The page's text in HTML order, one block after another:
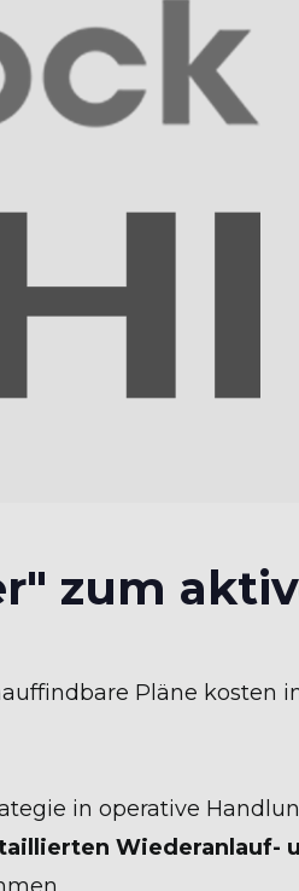
zum
Pläne kosten
in operative
Wiederanlauf-